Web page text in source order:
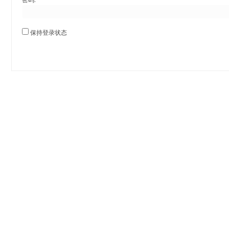
保持登录状态